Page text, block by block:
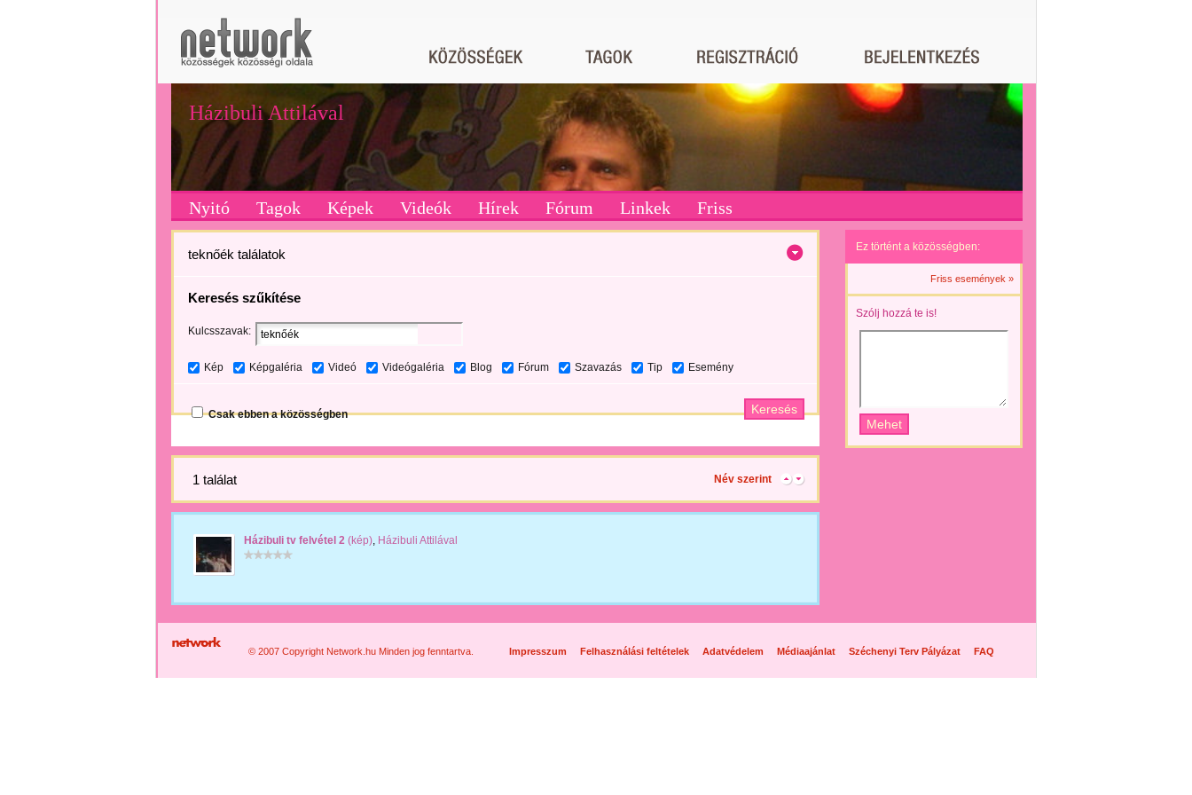
Házibuli Attilával
Nyitó Tagok Képek Videók Hírek Fórum Linkek Friss
teknőék találatok
Keresés szűkítése
Kulcsszavak:
Kép Képgaléria Videó Videógaléria Blog Fórum Szavazás Tip Esemény
Csak ebben a közösségben
1 találat Név szerint
Házibuli tv felvétel 2 (kép), Házibuli Attilával
Ez történt a közösségben:
Friss események »
Szólj hozzá te is!
© 2007 Copyright Network.hu Minden jog fenntartva. Impresszum Felhasználási feltételek Adatvédelem Médiaajánlat Széchenyi Terv Pályázat FAQ